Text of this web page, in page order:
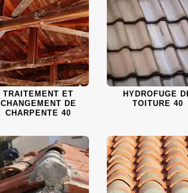
TRAITEMENT ET
CHANGEMENT DE
CHARPENTE 40
HYDROFUGE
TOITURE 40